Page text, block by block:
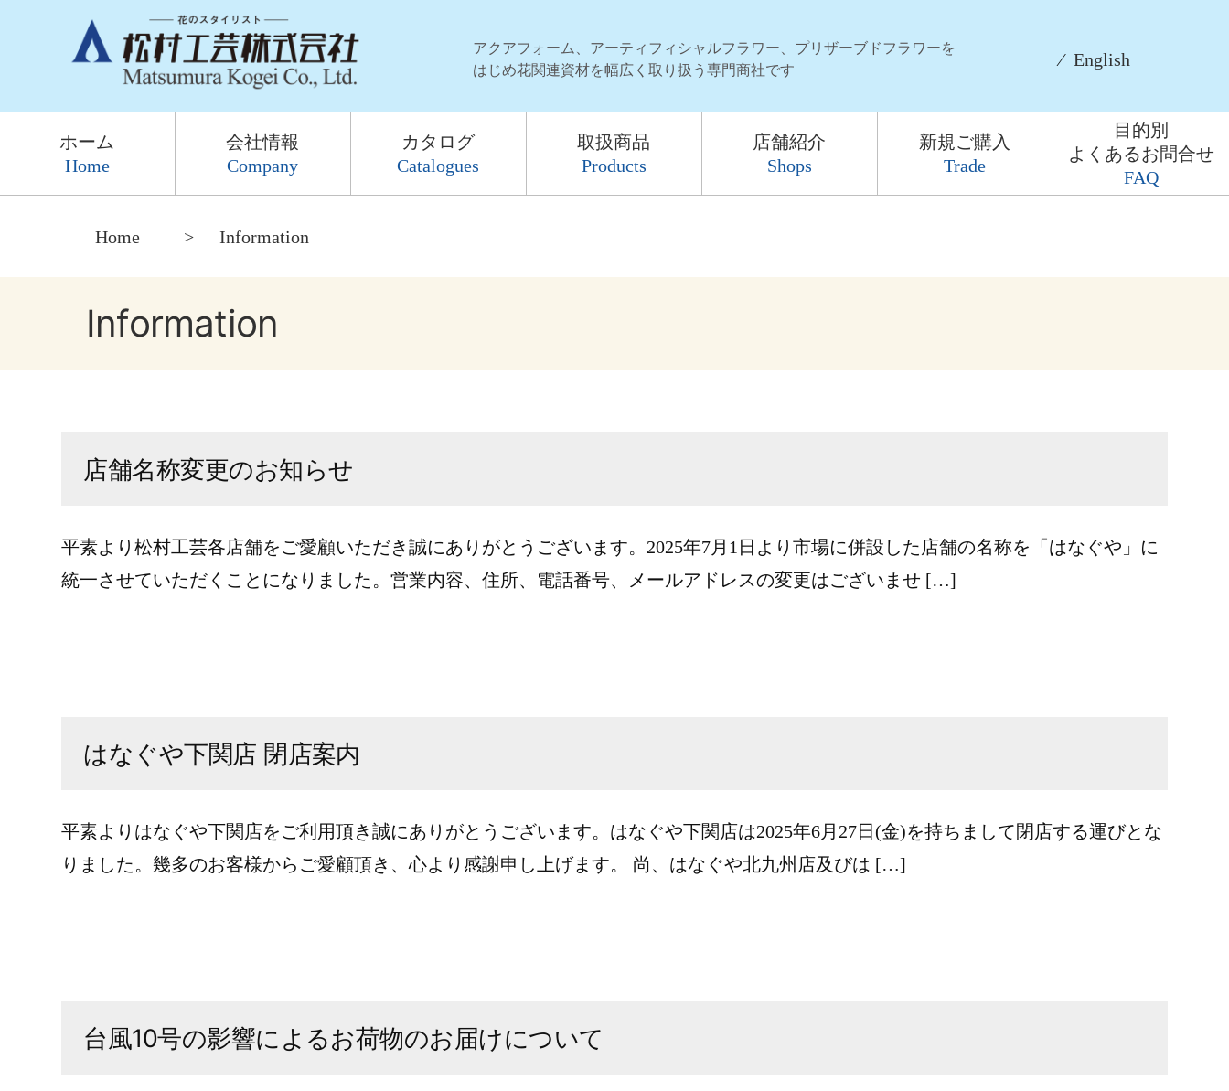
アクアフォーム、アーティフィシャルフラワー、プリザーブドフラワーを
はじめ花関連資材を幅広く取り扱う専門商社です
⁄ English
ホーム
Home
会社情報
Company
カタログ
Catalogues
取扱商品
Products
店舗紹介
Shops
新規ご購入
Trade
目的別
よくあるお問合せ
FAQ
Home Information
Information
店舗名称変更のお知らせ
平素より松村工芸各店舗をご愛顧いただき誠にありがとうございます。2025年7月1日より市場に併設した店舗の名称を「はなぐや」に
統一させていただくことになりました。営業内容、住所、電話番号、メールアドレスの変更はございませ […]
はなぐや下関店 閉店案内
平素よりはなぐや下関店をご利用頂き誠にありがとうございます。はなぐや下関店は2025年6月27日(金)を持ちまして閉店する運びとな
りました。幾多のお客様からご愛顧頂き、心より感謝申し上げます。 尚、はなぐや北九州店及びは […]
台風10号の影響によるお荷物のお届けについて